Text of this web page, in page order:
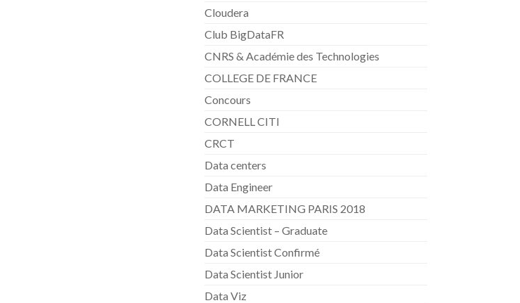
Cloudera
Club BigDataFR
CNRS & Académie des Technologies
COLLEGE DE FRANCE
Concours
CORNELL CITI
CRCT
Data centers
Data Engineer
DATA MARKETING PARIS 2018
Data Scientist – Graduate
Data Scientist Confirmé
Data Scientist Junior
Data Viz